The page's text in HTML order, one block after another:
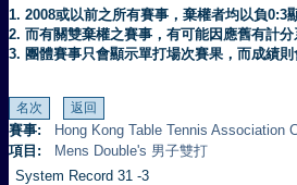
1. 2008或以前之所有賽事，棄權者均以負0:3顯
2. 而有關雙棄權之賽事，有可能因應舊有計
3. 團體賽事只會顯示單打場次賽果，而成績則
賽事:
Hong Kong Table Tennis Association
項目:
Mens Double's 男子雙打
System Record 31 -3